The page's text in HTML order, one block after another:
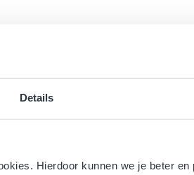
Details
Hierdoor kunnen we je beter